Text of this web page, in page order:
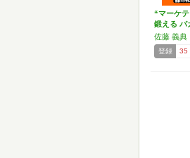
“マーケ
鍛える バ
ー…
佐藤 義典
登録 35